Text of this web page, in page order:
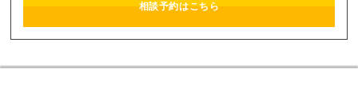
相談予約はこちら